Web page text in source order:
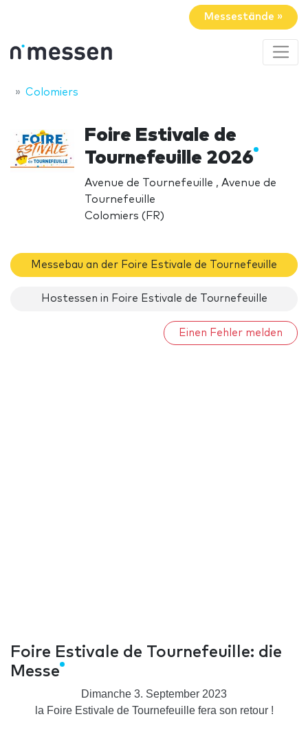
Messestände »
Colomiers
Foire Estivale de
Tournefeuille 2026
Avenue de Tournefeuille , Avenue de
Tournefeuille
Colomiers (FR)
Messebau an der Foire Estivale de Tournefeuille
Hostessen in Foire Estivale de Tournefeuille
Einen Fehler melden
Foire Estivale de Tournefeuille: die
Messe
Dimanche 3. September 2023
la Foire Estivale de Tournefeuille fera son retour !